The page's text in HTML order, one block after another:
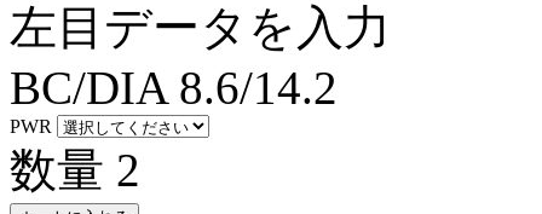
左目データを入力
BC/DIA 8.6/14.2
PWR
数量 2